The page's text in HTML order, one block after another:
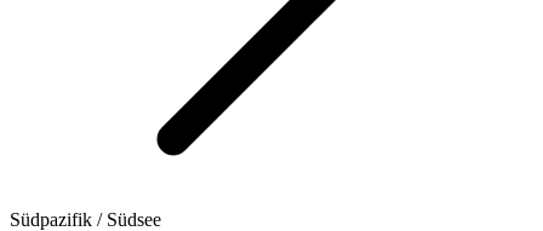
Südpazifik / Südsee